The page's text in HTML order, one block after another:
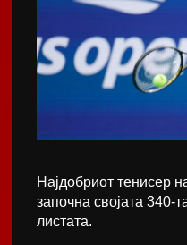
Најдобриот тенисер
започна својата 340-
листата.